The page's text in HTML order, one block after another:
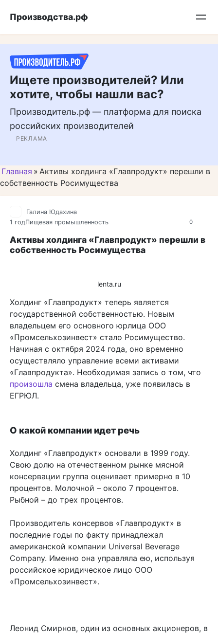
Подписывайтесь на нас в MAX
Производства.рф
Ищете производителей? Или
хотите, чтобы нашли вас?
Производитель.рф — платформа для поиска
российских производителей
РЕКЛАМА
Главная » Активы холдинга «Главпродукт» перешли в
собственность Росимущества
0
Галина Юдахина
1 годПищевая промышленность
Активы холдинга «Главпродукт» перешли в
собственность Росимущества
lenta.ru
Холдинг «Главпродукт» теперь является
государственной собственностью. Новым
владельцем его основного юрлица ООО
«Промсельхозинвест» стало Росимущество.
Начиная с октября 2024 года, оно временно
осуществляло управление всеми активами
«Главпродукта». Необходимая запись о том, что
произошла смена владельца, уже появилась в
ЕГРЮЛ.
О какой компании идет речь
Холдинг «Главпродукт» основали в 1999 году.
Свою долю на отечественном рынке мясной
консервации группа оценивает примерно в 10
процентов. Молочной – около 7 процентов.
Рыбной – до трех процентов.
Производитель консервов «Главпродукт» в
последние годы по факту принадлежал
американской компании Universal Beverage
Company. Именно она управляла ею, используя
российское юридическое лицо ООО
«Промсельхозинвест».
Леонид Смирнов, один из основных акционеров, в